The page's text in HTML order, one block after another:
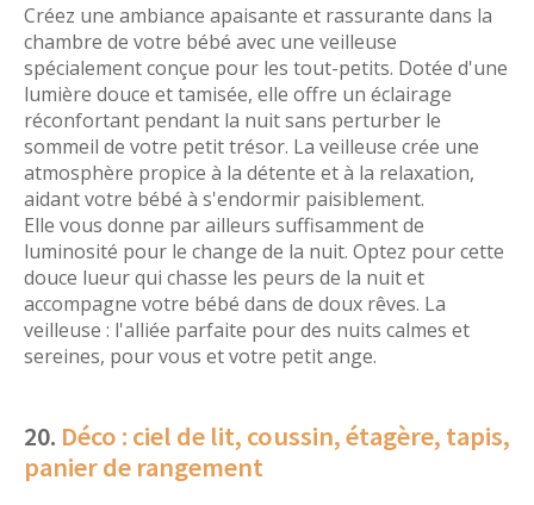
Créez une ambiance apaisante et rassurante dans la
chambre de votre bébé avec une veilleuse
spécialement conçue pour les tout-petits. Dotée d'une
lumière douce et tamisée, elle offre un éclairage
réconfortant pendant la nuit sans perturber le
sommeil de votre petit trésor. La veilleuse crée une
atmosphère propice à la détente et à la relaxation,
aidant votre bébé à s'endormir paisiblement.
Elle vous donne par ailleurs suffisamment de
luminosité pour le change de la nuit. Optez pour cette
douce lueur qui chasse les peurs de la nuit et
accompagne votre bébé dans de doux rêves. La
veilleuse : l'alliée parfaite pour des nuits calmes et
sereines, pour vous et votre petit ange.
20. Déco : ciel de lit, coussin, étagère, tapis,
panier de rangement